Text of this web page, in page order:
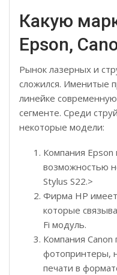
Какую
Epson,
Рынок лазерных и
сложился. Именитые
линейке
сегменте. Среди
некоторые модели:
Компания Epson
возможностью
Stylus S22.>
Фирма HP
которые
Fi модуль.
Компания
фотопринтеры,
печати в